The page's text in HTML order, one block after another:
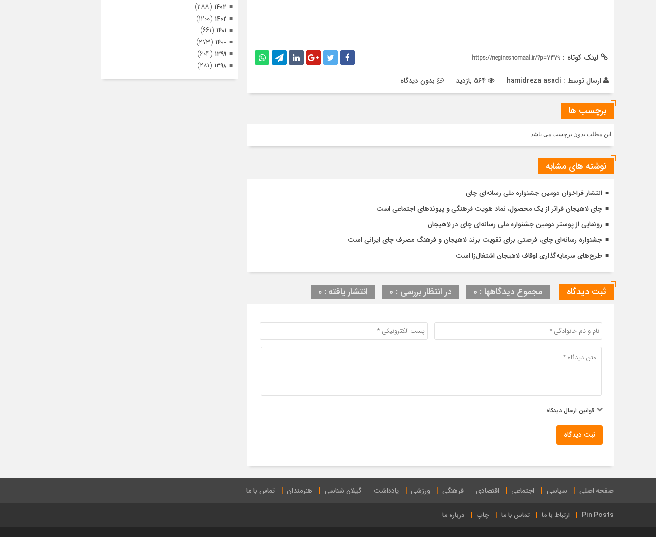
لینک کوتاه : https://negineshomaal.ir/?p=7379
ارسال توسط : hamidreza asadi بدون دیدگاه
برچسب ها
این مطلب بدون برچسب می باشد.
نوشته های مشابه
انتشار فراخوان دومین جشنواره ملی رسانه‌ای چای
چای لاهیجان فراتر از یک محصول، نماد هویت فرهنگی و پیوندهای اجتماعی است
رونمایی از پوستر دومین جشنواره ملی رسانه‌ای چای در لاهیجان
جشنواره رسانه‌ای چای، فرصتی برای تقویت برند لاهیجان و فرهنگ مصرف چای ایرانی است
طرح‌های سرمایه‌گذاری اوقاف لاهیجان اشتغال‌زا است
ثبت دیدگاه مجموع دیدگاهها : 0 در انتظار بررسی : 0 انتشار یافته : ۰
قوانین ارسال دیدگاه
ثبت دیدگاه
۱۴۰۳ (۲۸۸)
۱۴۰۲ (۱۲۰۰)
۱۴۰۱ (۶۶۱)
۱۴۰۰ (۲۷۳)
۱۳۹۹ (۶۰۴)
۱۳۹۸ (۲۸۱)
صفحه اصلی سیاسی اجتماعی اقتصادی فرهنگی ورزشی یادداشت گیلان شناسی هنرمندان تماس با ما
Pin Posts ارتباط با ما تماس با ما چاپ درباره ما